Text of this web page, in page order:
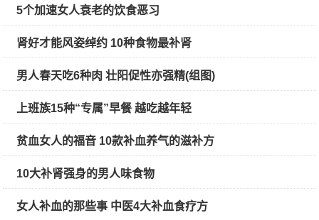
5个加速女人衰老的饮食恶习
肾好才能风姿绰约 10种食物最补肾
男人春天吃6种肉 壮阳促性亦强精(组图)
上班族15种“专属”早餐 越吃越年轻
贫血女人的福音 10款补血养气的滋补方
10大补肾强身的男人味食物
女人补血的那些事 中医4大补血食疗方